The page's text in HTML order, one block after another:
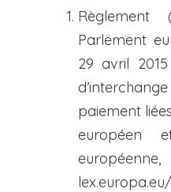
Règlement
Parlement
29 avril
paiement
européen